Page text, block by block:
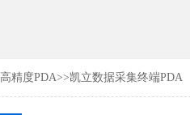
高精度PDA>>凯立数据采集终端PDA